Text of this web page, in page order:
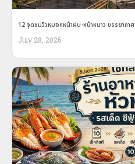
12 จุดชมวิวหมอกหน้าฝน-หน้าหนาว บรรยากา
July 28, 2026